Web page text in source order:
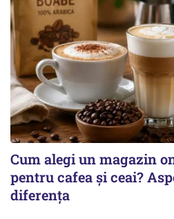
Cum alegi un magazin
pentru cafea și ceai?
diferența